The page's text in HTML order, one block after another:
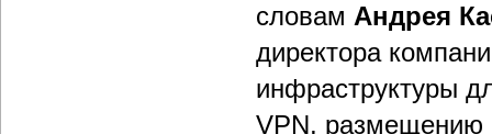
словам Андрея
директора
инфраструктуры
VPN, размещению